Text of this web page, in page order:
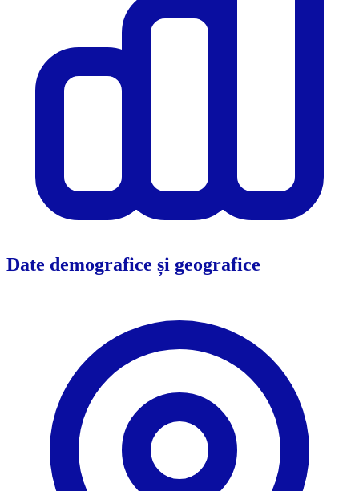
Date demografice și geografice